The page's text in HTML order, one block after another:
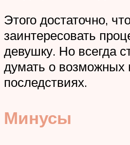
Этого достаточно,
заинтересовать
девушку. Но всегда
думать о возможных
последствиях.
Минусы